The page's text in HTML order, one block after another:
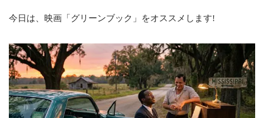
CONTACT
メールでの受付
お問い合わせフォーム
24時間受付中
今日は、映画「グリーンブック」をオススメします!